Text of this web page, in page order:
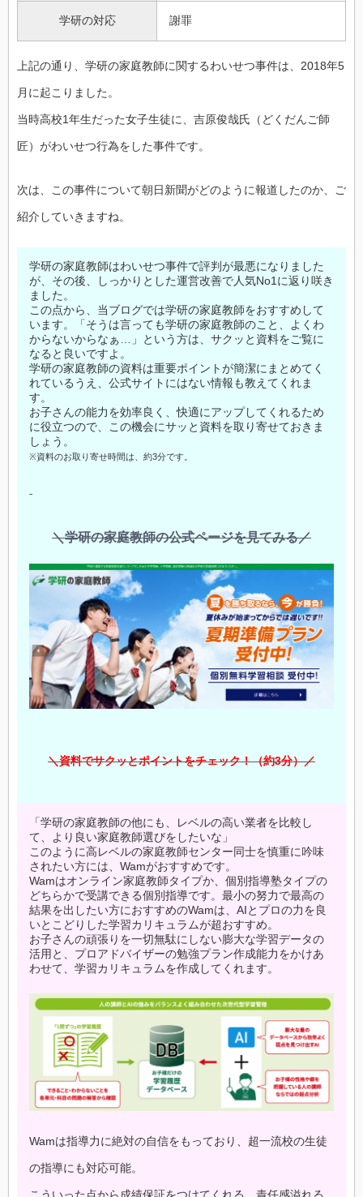
学研の対応 謝罪
上記の通り、学研の家庭教師に関するわいせつ事件は、2018年5
月に起こりました。
当時高校1年生だった女子生徒に、吉原俊哉氏（どくだんご師
匠）がわいせつ行為をした事件です。
次は、この事件について朝日新聞がどのように報道したのか、ご
紹介していきますね。
学研の家庭教師はわいせつ事件で評判が最悪になりました
が、その後、しっかりとした運営改善で人気No1に返り咲き
ました。
この点から、当ブログでは学研の家庭教師をおすすめして
います。「そうは言っても学研の家庭教師のこと、よくわ
からないからなぁ…」という方は、サクッと資料をご覧に
なると良いですよ。
学研の家庭教師の資料は重要ポイントが簡潔にまとめてく
れているうえ、公式サイトにはない情報も教えてくれま
す。
お子さんの能力を効率良く、快適にアップしてくれるため
に役立つので、この機会にサッと資料を取り寄せておきま
しょう。
※資料のお取り寄せ時間は、約3分です。
＼学研の家庭教師の公式ページを見てみる／
＼資料でサクッとポイントをチェック！（約3分）／
「学研の家庭教師の他にも、レベルの高い業者を比較し
て、より良い家庭教師選びをしたいな」
このように高レベルの家庭教師センター同士を慎重に吟味
されたい方には、Wamがおすすめです。
Wamはオンライン家庭教師タイプか、個別指導塾タイプの
どちらかで受講できる個別指導です。最小の努力で最高の
結果を出したい方におすすめのWamは、AIとプロの力を良
いとこどりした学習カリキュラムが超おすすめ。
お子さんの頑張りを一切無駄にしない膨大な学習データの
活用と、プロアドバイザーの勉強プラン作成能力をかけあ
わせて、学習カリキュラムを作成してくれます。
Wamは指導力に絶対の自信をもっており、超一流校の生徒
の指導にも対応可能。